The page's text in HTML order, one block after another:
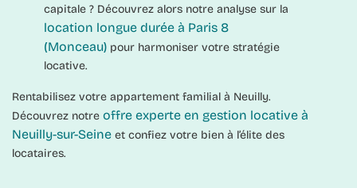
capitale ? Découvrez alors notre analyse sur la
location longue durée à Paris 8
(Monceau) pour harmoniser votre stratégie
locative.
Rentabilisez votre appartement familial à Neuilly.
Découvrez notre offre experte en gestion locative à
Neuilly-sur-Seine et confiez votre bien à l’élite des
locataires.